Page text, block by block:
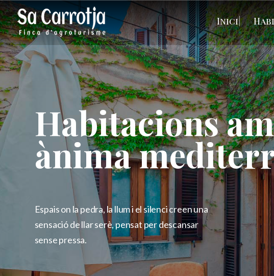
Inici
Habitacions
ànima
Espais on la pedra, la llum i el silenci creen una
sensació de llar serè, pensat per descansar
sense pressa.